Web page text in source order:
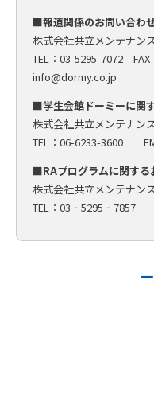
■報道関係のお問い合わ
株式会社共立メンテナ
TEL：03-5295-7072
info@dormy.co.jp
■学生会館ドーミーに関
株式会社共立メンテナ
TEL：06-6233-3600
■RAプログラムに関する
株式会社共立メンテナン
TEL：03‐5295‐7857